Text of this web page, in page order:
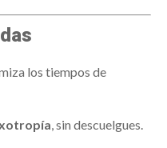
los tiempos de
, sin descuelgues.